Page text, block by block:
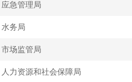
应急管理局
水务局
市场监管局
人力资源和社会保障局